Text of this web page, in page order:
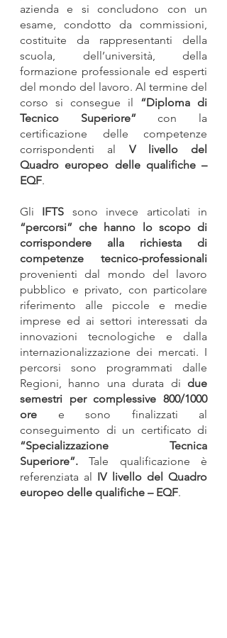
azienda e si concludono con un
esame, condotto da commissioni,
costituite da rappresentanti della
scuola, dell’università, della
formazione professionale ed esperti
del mondo del lavoro. Al termine del
corso si consegue il “Diploma di
Tecnico Superiore” con la
certificazione delle competenze
corrispondenti al V livello del
Quadro europeo delle qualifiche –
EQF.
Gli IFTS
“percorsi” che hanno lo scopo di
corrispondere alla richiesta di
provenienti dal mondo del lavoro
pubblico e privato, con particolare
riferimento alle piccole e medie
imprese ed ai settori interessati da
innovazioni tecnologiche e dalla
internazionalizzazione dei mercati. I
percorsi sono programmati dalle
Regioni, hanno una durata di due
semestri per complessive 800/1000
ore e sono finalizzati al
conseguimento di un certificato di
“Specializzazione Tecnica
Superiore”. Tale qualificazione è
referenziata al IV livello del Quadro
europeo delle qualifiche – EQF.